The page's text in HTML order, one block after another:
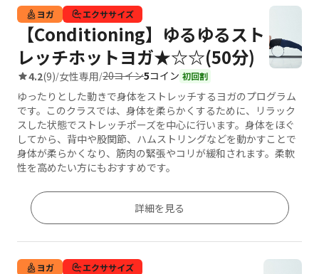
ヨガ エクササイズ
【Conditioning】ゆるゆるスト
レッチホットヨガ★☆☆(50分)
4.2(9)/女性専用/20コイン5コイン 初回割
ゆったりとした動きで身体をストレッチするヨガのプログラム
です。このクラスでは、身体を柔らかくするために、リラック
スした状態でストレッチポーズを中心に行います。身体をほぐ
してから、背中や股関節、ハムストリングなどを動かすことで
身体が柔らかくなり、筋肉の緊張やコリが緩和されます。柔軟
性を高めたい方にもおすすめです。
詳細を見る
ヨガ エクササイズ